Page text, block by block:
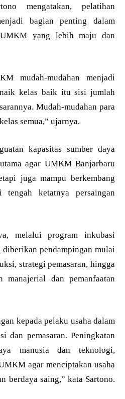
mengatakan, pelatihan
bagian penting dalam
UMKM yang lebih maju dan
mudah-mudahan menjadi
kelas baik itu sisi jumlah
Mudah-mudahan para
semua,” ujarnya.
kapasitas sumber daya
agar UMKM Banjarbaru
juga mampu berkembang
tengah ketatnya persaingan
melalui program inkubasi
diberikan pendampingan mulai
strategi pemasaran, hingga
manajerial dan pemanfaatan
kepada pelaku usaha dalam
dan pemasaran. Peningkatan
manusia dan teknologi,
agar menciptakan usaha
berdaya saing,” kata Sartono.